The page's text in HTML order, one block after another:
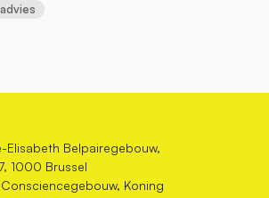
advies
Elisabeth Belpairegebouw,
1000 Brussel
Koning